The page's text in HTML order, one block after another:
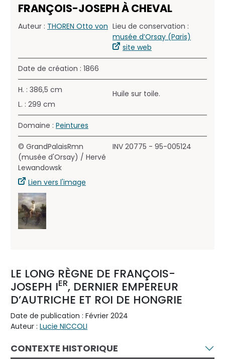
FRANÇOIS-JOSEPH À CHEVAL
Auteur : THOREN Otto von Lieu de conservation :
musée d’Orsay (Paris)
site web
Date de création : 1866
H. : 386,5 cm
L. : 299 cm
Huile sur toile.
Domaine : Peintures
© GrandPalaisRmn
(musée d'Orsay) / Hervé
Lewandowsk
Lien vers l'image
INV 20775 - 95-005124
LE LONG RÈGNE DE FRANÇOIS-
JOSEPH IER, DERNIER EMPEREUR
D’AUTRICHE ET ROI DE HONGRIE
Date de publication : Février 2024
Auteur : Lucie NICCOLI
CONTEXTE HISTORIQUE